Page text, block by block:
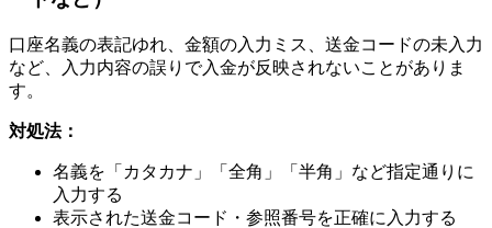
口座名義の表記ゆれ、金額の入力ミス、送金コードの未入力
など、入力内容の誤りで入金が反映されないことがありま
す。
対処法：
名義を「カタカナ」「全角」「半角」など指定通りに
入力する
表示された送金コード・参照番号を正確に入力する